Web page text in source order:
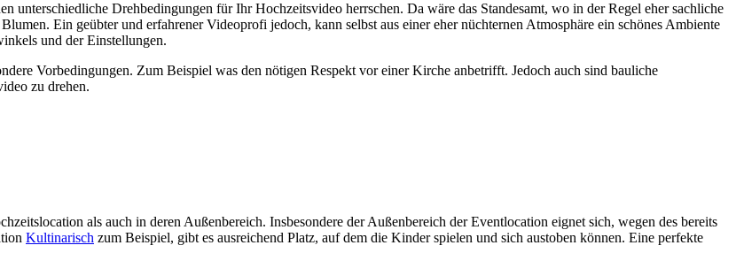
unterschiedliche Drehbedingungen für Ihr Hochzeitsvideo herrschen. Da wäre das Standesamt, wo in der Regel eher sachliche
Ein geübter und erfahrener Videoprofi jedoch, kann selbst aus einer eher nüchternen Atmosphäre ein schönes Ambiente
und der Einstellungen.
Vorbedingungen. Zum Beispiel was den nötigen Respekt vor einer Kirche anbetrifft. Jedoch auch sind bauliche
zu drehen.
als auch in deren Außenbereich. Insbesondere der Außenbereich der Eventlocation eignet sich, wegen des bereits
Kultinarisch zum Beispiel, gibt es ausreichend Platz, auf dem die Kinder spielen und sich austoben können. Eine perfekte